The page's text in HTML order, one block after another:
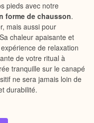
pieds avec notre
forme de chausson.
mais aussi pour
chaleur apaisante et
de relaxation
de votre ritual à
tranquille sur le canapé
ne sera jamais loin de
durabilité.